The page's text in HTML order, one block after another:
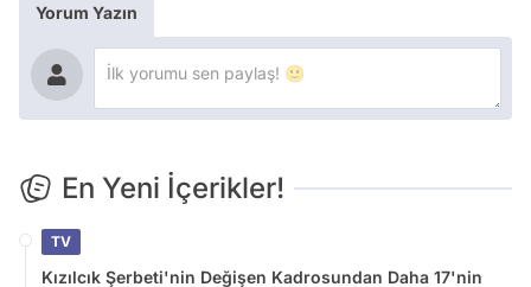
Yorum Yazın
En Yeni İçerikler!
TV
Kızılcık Şerbeti'nin Değişen Kadrosundan Daha 17'nin